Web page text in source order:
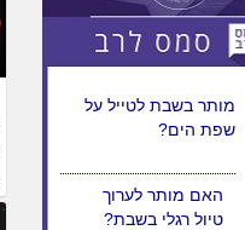
האם מותר לנסוע
למצרים לטיול?
מותר בשבת לטייל על
שפת הים?